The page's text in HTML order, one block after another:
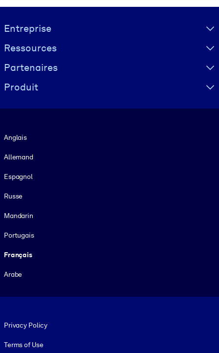
Visually hidden Text
Entreprise
Ressources
Partenaires
Produit
Anglais
Allemand
Espagnol
Russe
Mandarin
Portugais
Français
Arabe
Privacy Policy
Terms of Use